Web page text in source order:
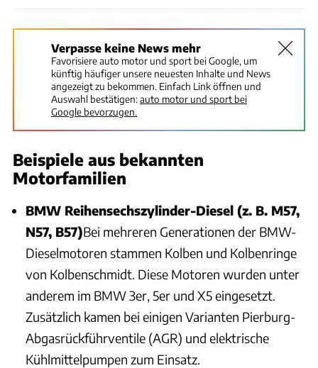
Verpasse keine News mehr
Favorisiere auto motor und sport bei Google, um
künftig häufiger unsere neuesten Inhalte und News
angezeigt zu bekommen. Einfach Link öffnen und
Auswahl bestätigen:auto motor und sport bei
Google bevorzugen.
Beispiele aus bekannten
Motorfamilien
BMW Reihensechszylinder-Diesel (z. B. M57,
N57, B57)Bei mehreren Generationen der BMW-
Dieselmotoren stammen Kolben und Kolbenringe
von Kolbenschmidt. Diese Motoren wurden unter
anderem im BMW 3er, 5er und X5 eingesetzt.
Zusätzlich kamen bei einigen Varianten Pierburg-
Abgasrückführventile (AGR) und elektrische
Kühlmittelpumpen zum Einsatz.